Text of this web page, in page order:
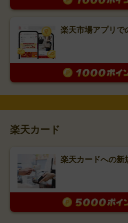
楽天市場アプリで
楽天カード
楽天カードへの新